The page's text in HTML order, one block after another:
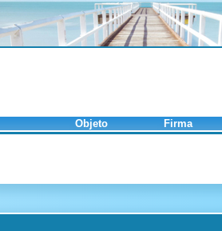
Objeto Firma